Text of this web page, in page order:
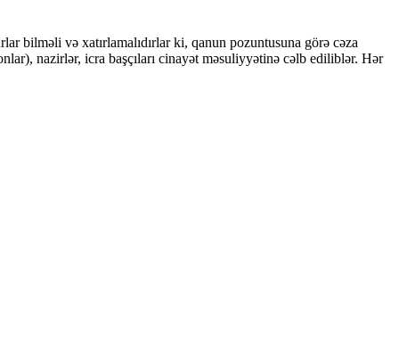
bilməli və xatırlamalıdırlar ki, qanun pozuntusuna görə cəza
nazirlər, icra başçıları cinayət məsuliyyətinə cəlb ediliblər. Hər